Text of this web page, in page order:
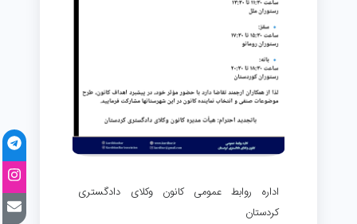
اداره روابط عمومی کانون وکلای دادگستری
کردستان